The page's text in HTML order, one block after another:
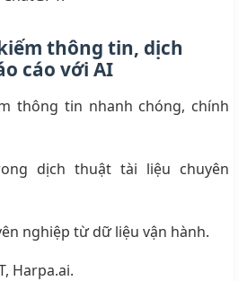
thông tin, dịch
cáo với AI
thông tin nhanh chóng, chính
dịch thuật tài liệu chuyên
nghiệp từ dữ liệu vận hành.
Harpa.ai.